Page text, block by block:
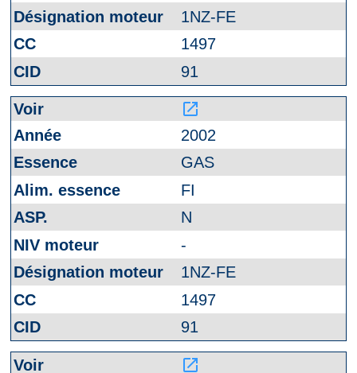
1NZ-FE
1497
91
launch
2002
GAS
FI
N
-
1NZ-FE
1497
91
launch